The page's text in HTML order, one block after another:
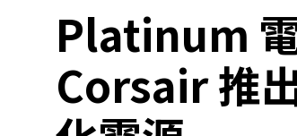
Platinum
Corsair 推